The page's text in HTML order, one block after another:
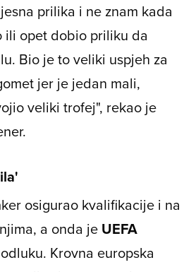
prilika i ne znam kada
opet dobio priliku da
Bio je to veliki uspjeh za
jer je jedan mali,
veliki trofej", rekao je
osigurao kvalifikacije i na
a onda je UEFA
Krovna europska